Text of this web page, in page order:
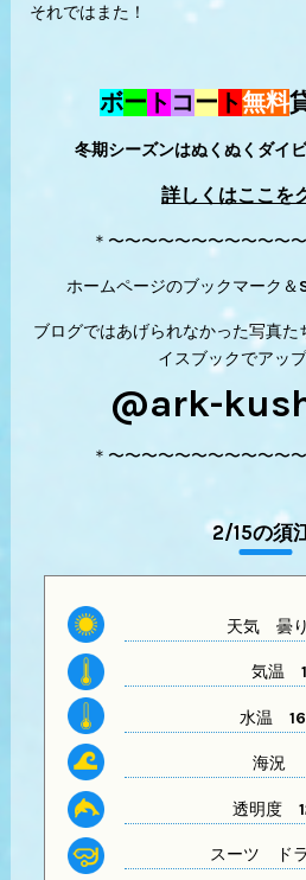
それではまた！
ボー ト コー ト無料
冬期シーズンはぬくぬくダイ
詳しくはここを
＊〜〜〜〜〜〜〜〜〜〜〜
ホームページのブックマーク＆
ブログではあげられなかった写真た
イスブックでアッ
@ark-
＊〜〜〜〜〜〜〜〜〜〜〜
2/15の須
天気曇り
気温
水温
海況
透明度
スーツ ド